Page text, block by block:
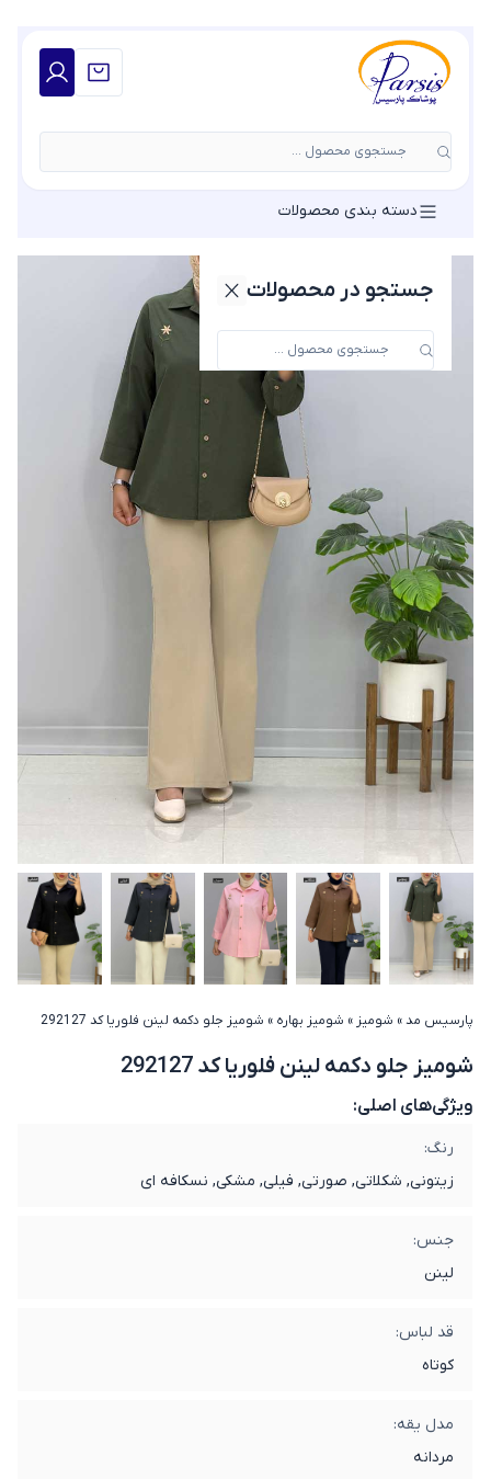
جستجوی محصول ...
جستجو در محصولات
دسته بندی محصولات
پارسیس مد» شومیز » شومیز بهاره » شومیز جلو دکمه لینن فلوریا کد 292127
شومیز جلو دکمه لینن فلوریا کد 292127
ویژگی‌های اصلی:
رنگ:
زیتونی, شکلاتی, صورتی, فیلی, مشکی, نسکافه ای
جنس:
لینن
قد لباس:
کوتاه
مدل یقه:
مردانه